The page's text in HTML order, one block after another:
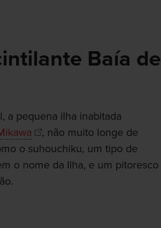
Baía de
a pequena ilha inabitada
, não muito longe de
o suhouchiku, um tipo de
o nome da Ilha, e um pitoresco